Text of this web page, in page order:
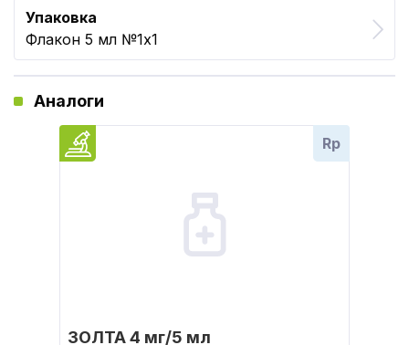
Упаковка
Флакон 5 мл №1x1
Аналоги
Rp
ЗОЛТА 4 мг/5 мл